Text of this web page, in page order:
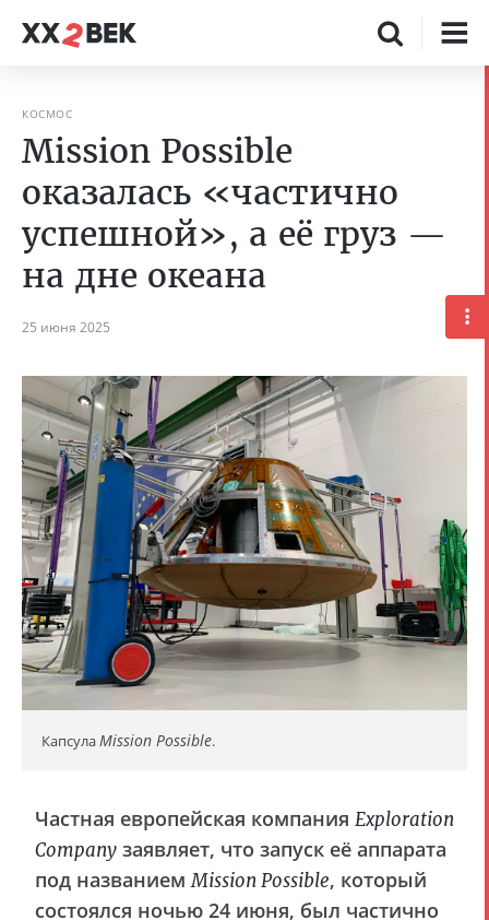
КОСМОС
Mission Possible
оказалась «частично
успешной», а её груз —
на дне океана
25 июня 2025
КапсулаMission Possible.
Частная европейская компания Exploration
Company заявляет, что запуск её аппарата
под названиемMission Possible, который
состоялся ночью 24 июня, был частично